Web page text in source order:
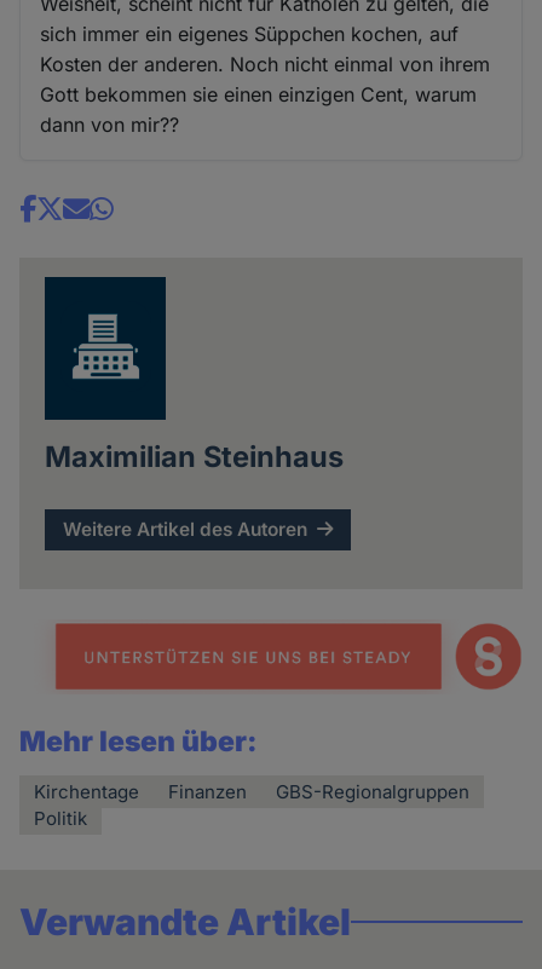
sich immer ein eigenes Süppchen kochen, auf
Kosten der anderen. Noch nicht einmal von ihrem
Gott bekommen sie einen einzigen Cent, warum
dann von mir??
Share
Maximilian Steinhaus
Weitere Artikel des Autoren
Mehr lesen über:
Kirchentage Finanzen
GBS-Regionalgruppen
Politik
Verwandte Artikel